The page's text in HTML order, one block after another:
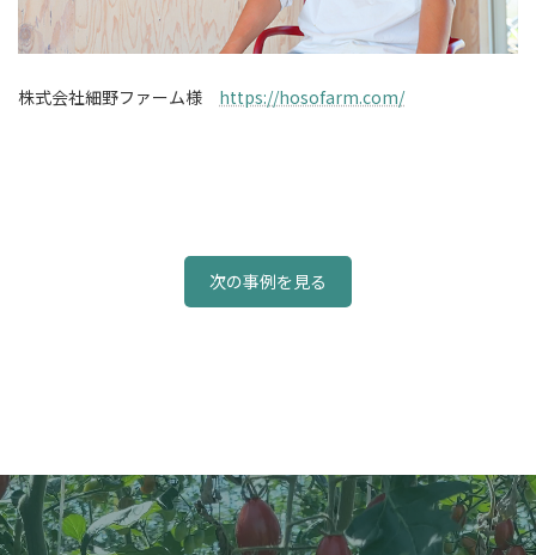
株式会社細野ファーム様 https://hosofarm.com/
次の事例を見る